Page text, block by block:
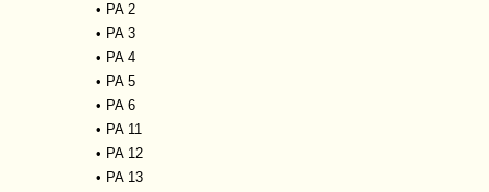
• PA 2
• PA 3
• PA 4
• PA 5
• PA 6
• PA 11
• PA 12
• PA 13